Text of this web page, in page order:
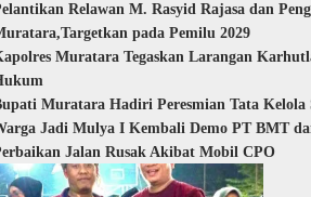
Relawan M. Rasyid Rajasa dan
pada Pemilu 2029
Muratara Tegaskan Larangan
Muratara Hadiri Peresmian Tata
Jadi Mulya I Kembali Demo PT BMT
Jalan Rusak Akibat Mobil CPO